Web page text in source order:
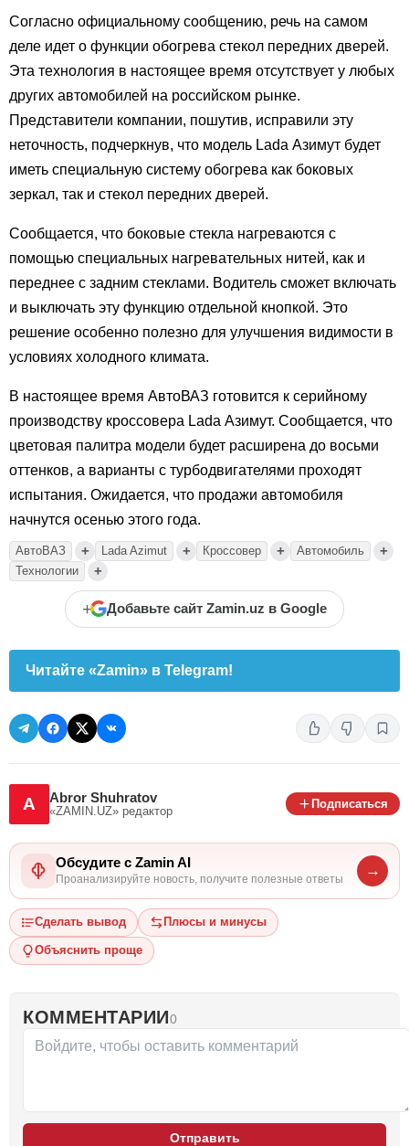
Согласно официальному сообщению, речь на самом
деле идет о функции обогрева стекол передних дверей.
Эта технология в настоящее время отсутствует у любых
других автомобилей на российском рынке.
Представители компании, пошутив, исправили эту
неточность, подчеркнув, что модель Lada Азимут будет
иметь специальную систему обогрева как боковых
зеркал, так и стекол передних дверей.
Сообщается, что боковые стекла нагреваются с
помощью специальных нагревательных нитей, как и
переднее с задним стеклами. Водитель сможет включать
и выключать эту функцию отдельной кнопкой. Это
решение особенно полезно для улучшения видимости в
условиях холодного климата.
В настоящее время АвтоВАЗ готовится к серийному
производству кроссовера Lada Азимут. Сообщается, что
цветовая палитра модели будет расширена до восьми
оттенков, а варианты с турбодвигателями проходят
испытания. Ожидается, что продажи автомобиля
начнутся осенью этого года.
АвтоВАЗ + Lada Azimut + Кроссовер + Автомобиль +
Технологии +
+ Добавьте сайт Zamin.uz в Google
Читайте «Zamin» в Telegram!
A Abror Shuhratov
«ZAMIN.UZ» редактор
Подписаться
Обсудите с Zamin AI
Проанализируйте новость, получите полезные ответы
→
Сделать вывод Плюсы и минусы
Объяснить проще
КОММЕНТАРИИ0
Отправить